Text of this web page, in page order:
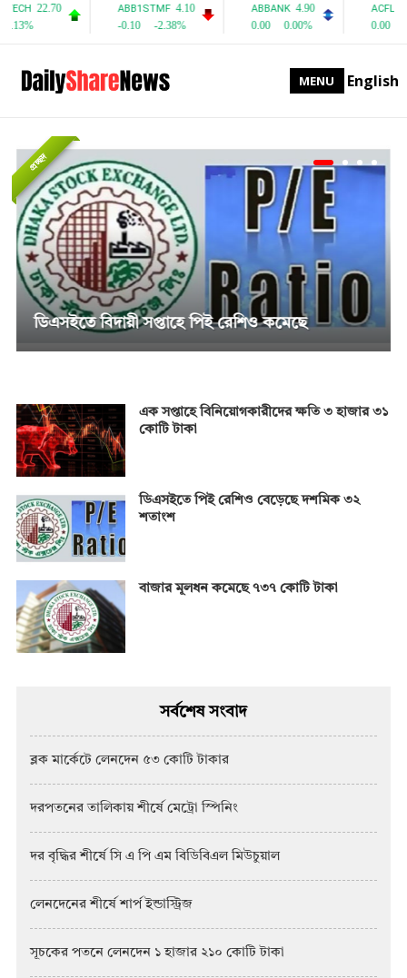
MENU English
এক সপ্তাহে বিনিয়োগকারীদের ক্ষতি ৩ হাজার ৩১
কোটি টাকা
ডিএসইতে পিই রেশিও বেড়েছে দশমিক ৩২
শতাংশ
বাজার মূলধন কমেছে ৭৩৭ কোটি টাকা
প্রচ্ছদ
সর্বশেষ সংবাদ
ব্লক মার্কেটে লেনদেন ৫৩ কোটি টাকার
দরপতনের তালিকায় শীর্ষে মেট্রো স্পিনিং
দর বৃদ্ধির শীর্ষে সি এ পি এম বিডিবিএল মিউচুয়াল
লেনদেনের শীর্ষে শার্প ইন্ডাস্ট্রিজ
সূচকের পতনে লেনদেন ১ হাজার ২১০ কোটি টাকা